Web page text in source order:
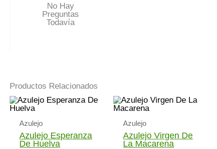
No Hay
Preguntas
Todavía
Productos Relacionados
Azulejo
Azulejo Esperanza
De Huelva
Azulejo
Azulejo Virgen De
La Macarena